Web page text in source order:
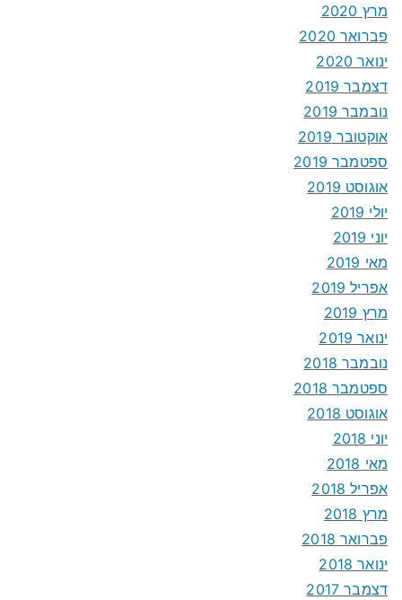
מרץ 2020
פברואר 2020
ינואר 2020
דצמבר 2019
נובמבר 2019
אוקטובר 2019
ספטמבר 2019
אוגוסט 2019
יולי 2019
יוני 2019
מאי 2019
אפריל 2019
מרץ 2019
ינואר 2019
נובמבר 2018
ספטמבר 2018
אוגוסט 2018
יוני 2018
מאי 2018
אפריל 2018
מרץ 2018
פברואר 2018
ינואר 2018
דצמבר 2017